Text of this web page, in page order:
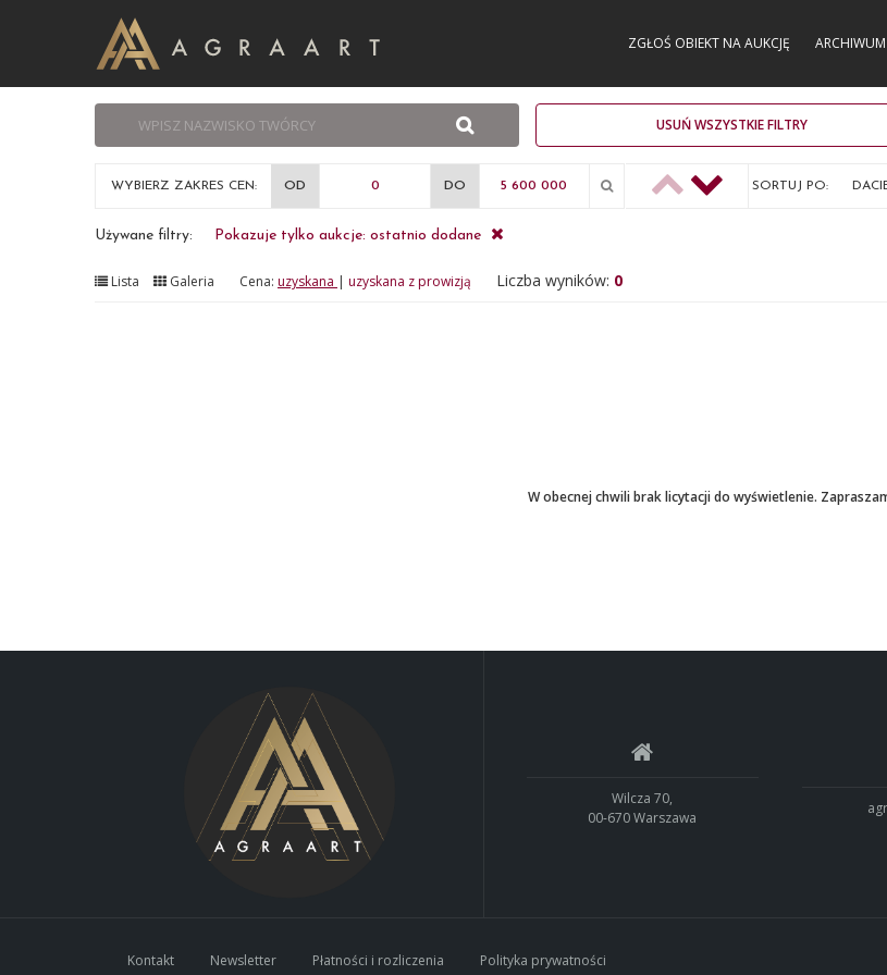
ZGŁOŚ OBIEKT NA AUKCJĘ
USUŃ WSZYSTKIE FILTRY
WYBIERZ ZAKRES CEN: OD DO SORTUJ PO:
Używane filtry: Pokazuje tylko aukcje: ostatnio dodane
Lista Galeria Cena: uzyskana | uzyskana z prowizją Liczba wyników: 0
W obecnej chwili brak licytacji do wyświetlenie.
Wilcza 70,
00-670 Warszawa
Kontakt Newsletter Płatności i rozliczenia Polityka prywatności